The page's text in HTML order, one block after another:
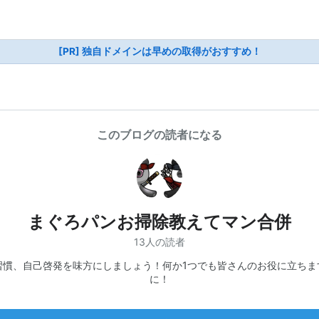
[PR] 独自ドメインは早めの取得がおすすめ！
このブログの読者になる
まぐろパンお掃除教えてマン合併
13人の読者
、自己啓発を味方にしましょう！何か1つでも皆さんのお役に立ち
に！